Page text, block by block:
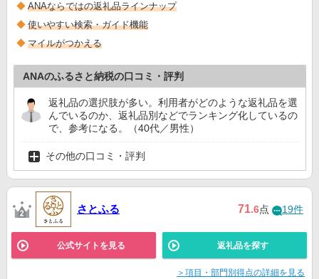
ANAならではの返礼品ラインナップ
使いやすい検索・ガイド機能
マイルがつかえる
ANAのふるさと納税の口コミ・評判
返礼品の選択肢が多い。利用者がどのような返礼品を選
んでいるのか、返礼品別などでランキング化しているの
で、参考になる。（40代／男性）
その他の口コミ・評判
さとふる 71.6点 19件
公式サイトを見る 返礼品を探す
＞項目・部門別得点の詳細を見る